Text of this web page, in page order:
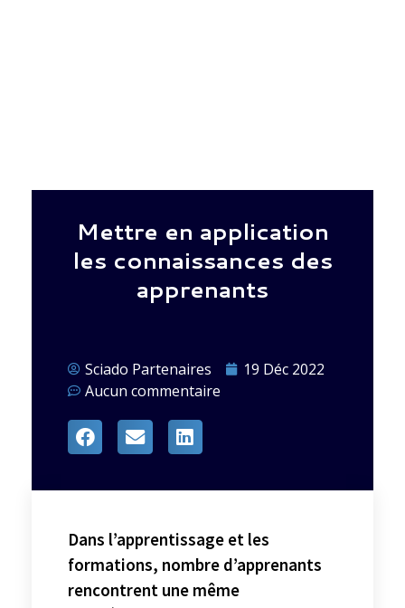
Mettre en application
les connaissances des
apprenants
Sciado Partenaires
19 Déc 2022
Aucun commentaire
Dans l’apprentissage et les
formations, nombre d’apprenants
rencontrent une même